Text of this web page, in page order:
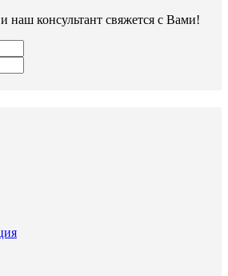
наш консультант свяжется с Вами!